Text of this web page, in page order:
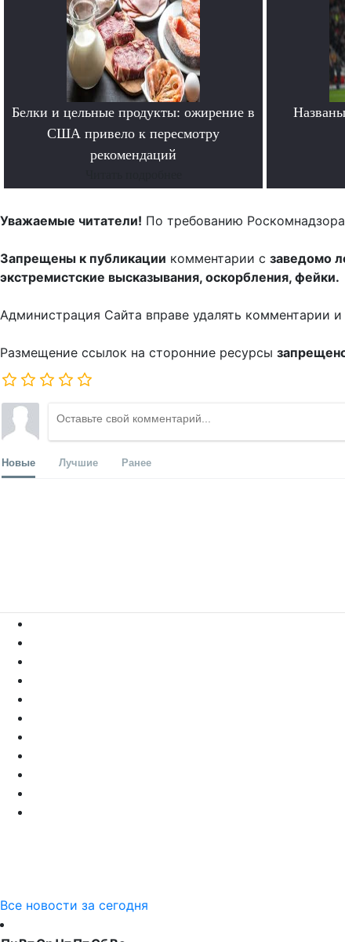
Белки и цельные продукты: ожирение в
США привело к пересмотру
рекомендаций
Уважаемые читатели! По требованию
Запрещены к публикации комментарии с заведомо
экстремистские высказывания, оскорбления, фейки.
Администрация Сайта вправе удалять комментарии
Размещение ссылок на сторонние ресурсы
Новые Лучшие Ранее
Все новости за сегодня